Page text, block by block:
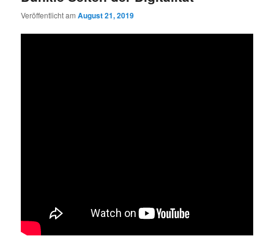
Veröffentlicht amAugust 21, 2019